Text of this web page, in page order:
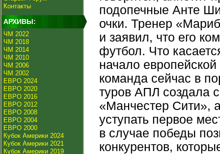
Контакты
АРХИВЫ:
ЧМ 2022
ЧМ 2018
ЧМ 2014
ЧМ 2010
ЧМ 2006
ЧМ 2002
ЕВРО 2024
ЕВРО 2020
ЕВРО 2016
ЕВРО 2012
ЕВРО 2008
ЕВРО 2004
ЕВРО 2000
Кубок Америки 2024
Кубок Америки 2021
Кубок Америки 2019
подопечные Анте
очки. Тренер
и заявил, что его
футбол. Что
начало
команда сейчас в
туров АПЛ создала
«Манчестер Сити»,
уступать первое
в случае победы
конкурентов,